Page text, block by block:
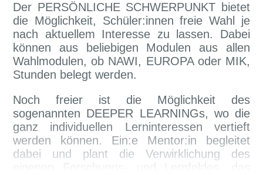
Der PERSÖNLICHE SCHWERPUNKT bietet
die Möglichkeit, Schüler:innen freie Wahl je
nach aktuellem Interesse zu lassen. Dabei
können aus beliebigen Modulen aus allen
Wahlmodulen, ob NAWI, EUROPA oder MIK,
Stunden belegt werden.
Noch freier ist die Möglichkeit des
sogenannten DEEPER LEARNINGs, wo die
ganz individuellen Lerninteressen vertieft
werden können. Ein:e Mentor:in begleitet
dabei und plant die Verwirklichung des
eigenen Forschungs- und Lernfeldes, das